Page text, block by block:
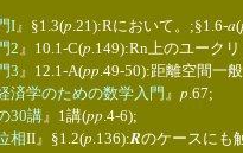
I』§1.3(p.21):Rにおいて。;§1.6-a(
2』10.1-C(p.149):Rn上のユーク
3』12.1-A(pp.49-50):距離空間一
済学のための数学入門』 p.67;
30講』1講(pp.4-6);
相II』§1.2(p.136):Rのケースにも